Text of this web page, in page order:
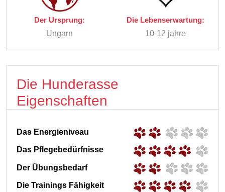
Der Ursprung:
Ungarn
Die Lebenserwartung:
10-12 jahre
Die Hunderasse
Eigenschaften
Das Energieniveau
Das Pflegebedürfnisse
Der Übungsbedarf
Die Trainings Fähigkeit